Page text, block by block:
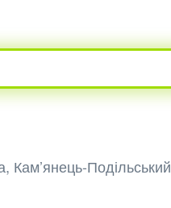
Кам’янець-